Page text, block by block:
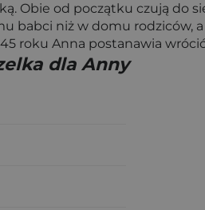
Obie od początku czują do
babci niż w domu rodziców,
roku Anna postanawia
dla Anny